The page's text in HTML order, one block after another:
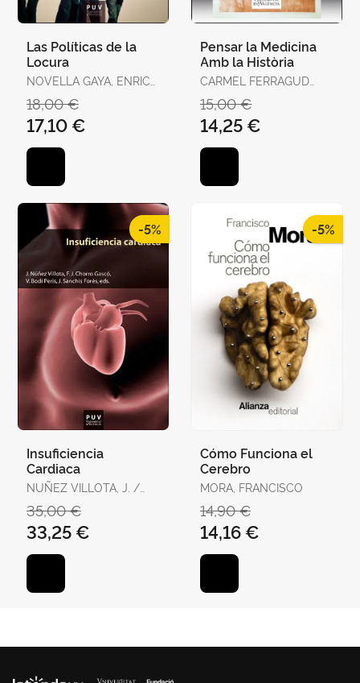
Las Políticas de la
Locura
NOVELLA GAYA, ENRIC
18,00 €
17,10 €
Pensar la Medicina
Amb la Història
CARMEL FERRAGUD
RAMÓN BERTOMEU
SÁNCHEZ
15,00 €
14,25 €
-5%
Insuficiencia
Cardiaca
NUÑEZ VILLOTA, J. /
35,00 €
33,25 €
-5%
Cómo Funciona el
Cerebro
MORA, FRANCISCO
14,90 €
14,16 €